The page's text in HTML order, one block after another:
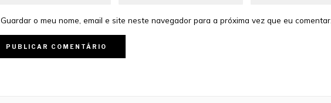
Guardar o meu nome, email e site neste navegador para a próxima vez que eu comentar.